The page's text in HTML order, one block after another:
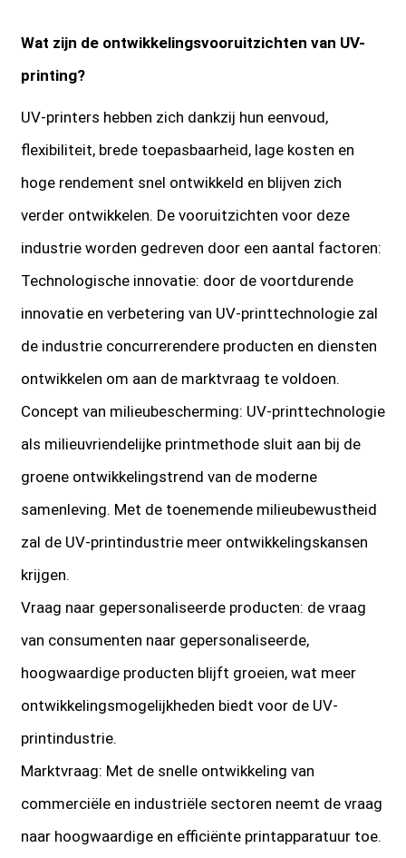
Wat zijn de ontwikkelingsvooruitzichten van UV-
printing?
UV-printers hebben zich dankzij hun eenvoud,
flexibiliteit, brede toepasbaarheid, lage kosten en
hoge rendement snel ontwikkeld en blijven zich
verder ontwikkelen. De vooruitzichten voor deze
industrie worden gedreven door een aantal factoren:
Technologische innovatie: door de voortdurende
innovatie en verbetering van UV-printtechnologie zal
de industrie concurrerendere producten en diensten
ontwikkelen om aan de marktvraag te voldoen.
Concept van milieubescherming: UV-printtechnologie
als milieuvriendelijke printmethode sluit aan bij de
groene ontwikkelingstrend van de moderne
samenleving. Met de toenemende milieubewustheid
zal de UV-printindustrie meer ontwikkelingskansen
krijgen.
Vraag naar gepersonaliseerde producten: de vraag
van consumenten naar gepersonaliseerde,
hoogwaardige producten blijft groeien, wat meer
ontwikkelingsmogelijkheden biedt voor de UV-
printindustrie.
Marktvraag: Met de snelle ontwikkeling van
commerciële en industriële sectoren neemt de vraag
naar hoogwaardige en efficiënte printapparatuur toe.